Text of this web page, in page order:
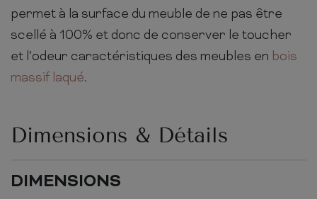
permet à la surface du meuble de ne pas être
scellé à 100% et donc de conserver le toucher
et l’odeur caractéristiques des meubles en bois
massif laqué.
Dimensions & Détails
DIMENSIONS